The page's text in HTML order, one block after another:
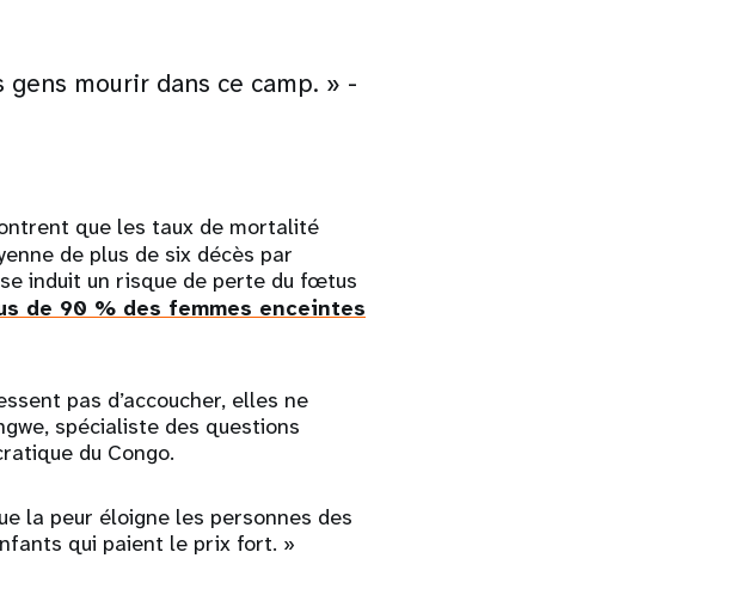
gens mourir dans ce camp. » -
que les taux de mortalité
de plus de six décès par
induit un risque de perte du fœtus
de 90 % des femmes enceintes
pas d’accoucher, elles ne
spécialiste des questions
du Congo.
la peur éloigne les personnes des
qui paient le prix fort. »